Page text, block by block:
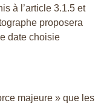
à l’article 3.1.5 et
proposera
date choisie
majeure » que les